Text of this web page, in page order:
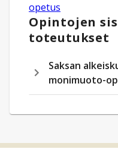
opetus
Opintojen
toteutukset
Saksan
monimuoto-